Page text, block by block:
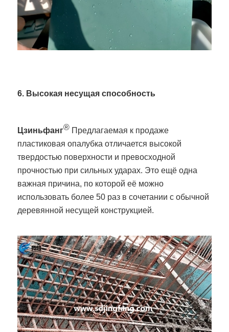
6. Высокая несущая способность
Цзиньфанг® Предлагаемая к продаже
пластиковая опалубка отличается высокой
твердостью поверхности и превосходной
прочностью при сильных ударах. Это ещё одна
важная причина, по которой её можно
использовать более 50 раз в сочетании с обычной
деревянной несущей конструкцией.